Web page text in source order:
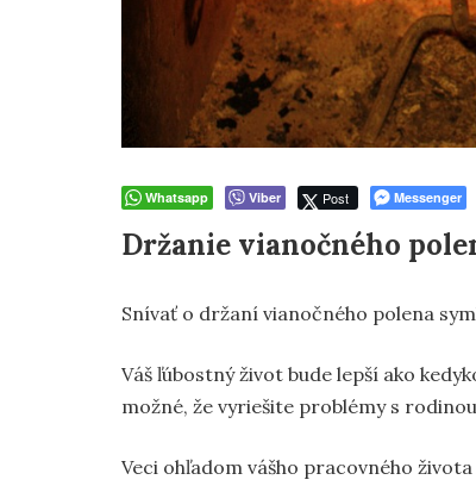
Whatsapp Viber Post Messenger
Držanie vianočného
Snívať o držaní vianočného polena
Váš ľúbostný život bude lepší ako
možné, že vyriešite problémy s
Veci ohľadom vášho pracovného